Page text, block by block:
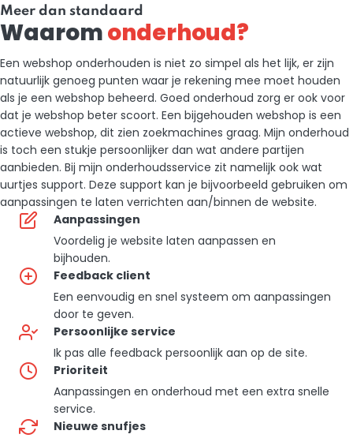
Meer dan standaard
Waaromonderhoud?
Een webshop onderhouden is niet zo simpel als het lijk, er zijn
natuurlijk genoeg punten waar je rekening mee moet houden
als je een webshop beheerd. Goed onderhoud zorg er ook voor
dat je webshop beter scoort. Een bijgehouden webshop is een
actieve webshop, dit zien zoekmachines graag. Mijn onderhoud
is toch een stukje persoonlijker dan wat andere partijen
aanbieden. Bij mijn onderhoudsservice zit namelijk ook wat
uurtjes support. Deze support kan je bijvoorbeeld gebruiken om
aanpassingen te laten verrichten aan/binnen de website.
Aanpassingen
Voordelig je website laten aanpassen en
bijhouden.
Feedback client
Een eenvoudig en snel systeem om aanpassingen
door te geven.
Persoonlijke service
Ik pas alle feedback persoonlijk aan op de site.
Prioriteit
Aanpassingen en onderhoud met een extra snelle
service.
Nieuwe snufjes